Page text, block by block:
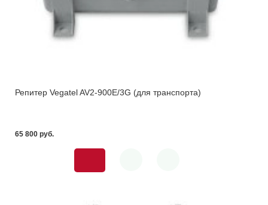
Репитер Vegatel AV2-900E/3G (для транспорта)
65 800 pуб.